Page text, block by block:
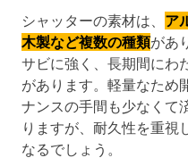
シャッターの素材は、 ア
木製など複数の種類があ
サビに強く、長期間にわ
があります。軽量なため
ナンスの手間も少なくて
りますが、耐久性を重視
なるでしょう。